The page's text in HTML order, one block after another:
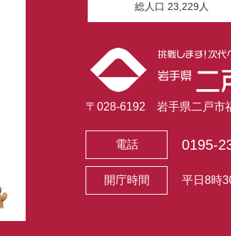
総人口 23,229人
〒028-6192 岩手県二戸市
電話 0195-
開庁時間 平日8時